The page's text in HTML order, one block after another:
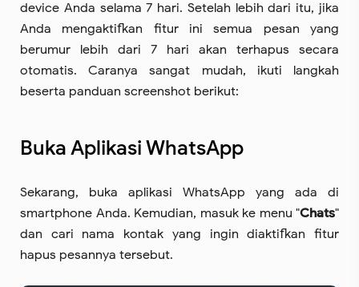
device Anda selama 7 hari. Setelah lebih dari itu, jika
Anda mengaktifkan fitur ini semua pesan yang
berumur lebih dari 7 hari akan terhapus secara
otomatis. Caranya sangat mudah, ikuti langkah
beserta panduan screenshot berikut:
Buka Aplikasi WhatsApp
Sekarang, buka aplikasi WhatsApp yang ada di
smartphone Anda. Kemudian, masuk ke menu "Chats"
dan cari nama kontak yang ingin diaktifkan fitur
hapus pesannya tersebut.